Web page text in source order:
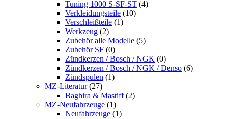
Tuning 1000 S-SF-ST (4)
Verkleidungsteile (10)
Verschleißteile (1)
Werkzeug (2)
Zubehör alle Modelle (5)
Zubehör SF (0)
Zündkerzen / Bosch / NGK (0)
Zündkerzen / Bosch / NGK / Denso (6)
Zündspulen (1)
MZ-Literatur (27)
Baghira & Mastiff (2)
MZ-Neufahrzeuge (1)
Neufahrzeuge (1)